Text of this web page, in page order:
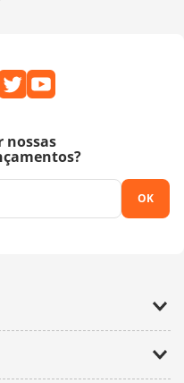
nossas
OK